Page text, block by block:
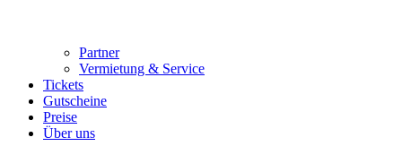
Partner
Vermietung & Service
Tickets
Gutscheine
Preise
Über uns